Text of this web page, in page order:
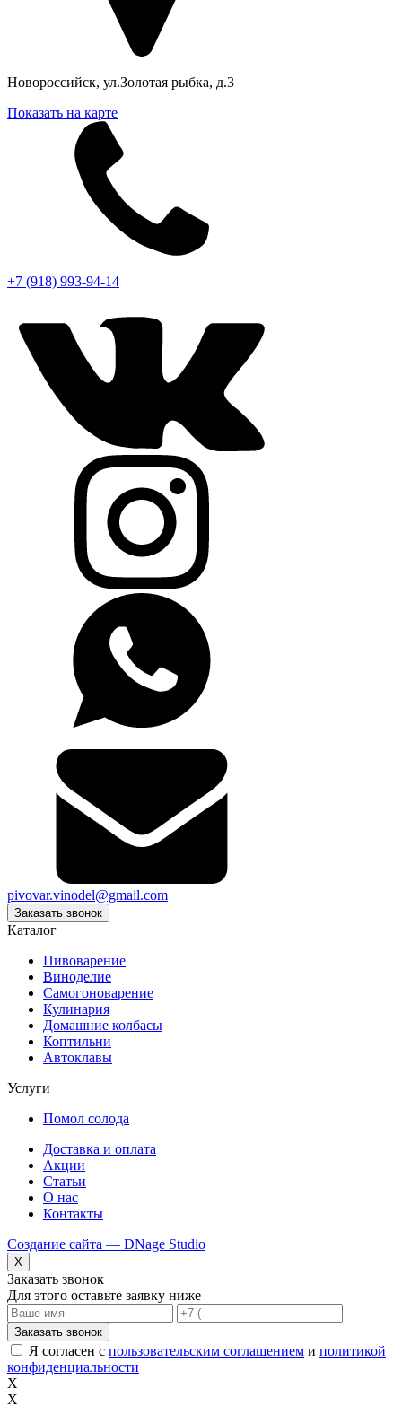
Новороссийск, ул.Золотая рыбка, д.3
Показать на карте
+7 (918) 993-94-14
pivovar.vinodel@gmail.com
Заказать звонок
Каталог
Пивоварение
Виноделие
Самогоноварение
Кулинария
Домашние колбасы
Коптильни
Автоклавы
Услуги
Помол солода
Доставка и оплата
Акции
Статьи
О нас
Контакты
Создание сайта — DNage Studio
X
Заказать звонок
Для этого оставьте заявку ниже
Заказать звонок
Я согласен с пользовательским соглашением и политикой
конфиденциальности
X
X